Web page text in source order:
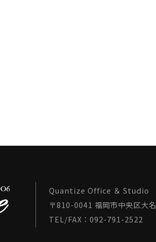
Quantize Office ＆ Studio
〒810-0041 福岡市中央区大
TEL/FAX：092-791-2522